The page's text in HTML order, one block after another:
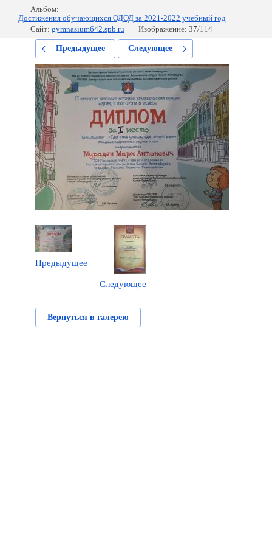
Альбом:
Достижения обучающихся ОДОД за 2021-2022 учебный год
Сайт: gymnasium642.spb.ru Изображение: 37/114
Предыдущее Следующее
Предыдущее
Следующее
Вернуться в галерею